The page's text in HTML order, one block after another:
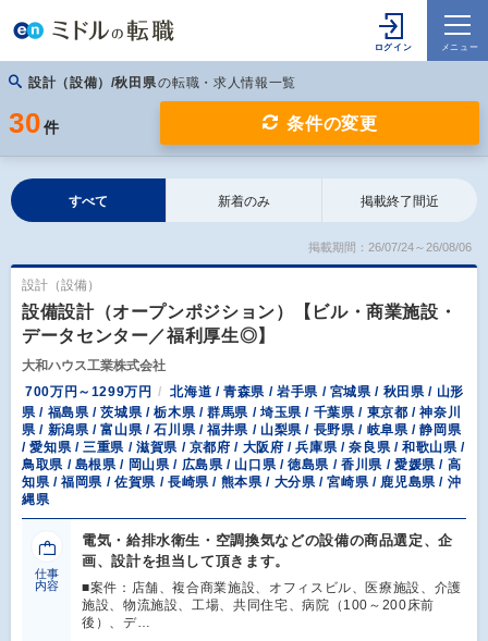
設計（設備）/秋田県の転職・求人情報一覧
30 件 条件の変更
すべて 新着のみ 掲載終了間近
掲載期間：26/07/24～26/08/06
設計（設備）
設備設計（オープンポジション）【ビル・商業施設・
データセンター／福利厚生◎】
大和ハウス工業株式会社
700万円～1299万円
北海道 / 青森県 / 岩手県 / 宮城県 / 秋田県 / 山形
県 / 福島県 / 茨城県 / 栃木県 / 群馬県 / 埼玉県 / 千葉県 / 東京都 / 神奈川
県 / 新潟県 / 富山県 / 石川県 / 福井県 / 山梨県 / 長野県 / 岐阜県 / 静岡県
/ 愛知県 / 三重県 / 滋賀県 / 京都府 / 大阪府 / 兵庫県 / 奈良県 / 和歌山県 /
鳥取県 / 島根県 / 岡山県 / 広島県 / 山口県 / 徳島県 / 香川県 / 愛媛県 / 高
知県 / 福岡県 / 佐賀県 / 長崎県 / 熊本県 / 大分県 / 宮崎県 / 鹿児島県 / 沖
縄県
仕事
内容
電気・給排水衛生・空調換気などの設備の商品選定、企
画、設計を担当して頂きます。
■案件：店舗、複合商業施設、オフィスビル、医療施設、介護
施設、物流施設、工場、共同住宅、病院（100～200床前
後）、デ…